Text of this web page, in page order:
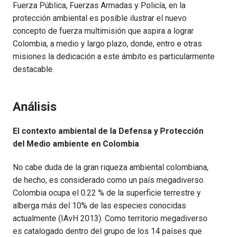
Fuerza Pública, Fuerzas Armadas y Policía, en la
protección ambiental es posible ilustrar el nuevo
concepto de fuerza multimisión que aspira a lograr
Colombia, a medio y largo plazo, donde, entro e otras
misiones la dedicación a este ámbito es particularmente
destacable.
Análisis
El contexto ambiental de la Defensa y Protección
del Medio ambiente en Colombia
No cabe duda de la gran riqueza ambiental colombiana,
de hecho, es considerado como un país megadiverso.
Colombia ocupa el 0.22 % de la superficie terrestre y
alberga más del 10% de las especies conocidas
actualmente (IAvH 2013). Como territorio megadiverso
es catalogado dentro del grupo de los 14 países que